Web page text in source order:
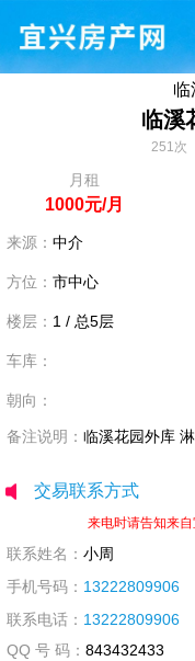
临
临溪
251次
月租
1000元/月
来源： 中介
方位： 市中心
楼层： 1 / 总5层
车库：
朝向：
备注说明： 临溪花园外库
交易联系方式
来电时请告知来自
联系姓名： 小周
手机号码： 13222809906
联系电话： 13222809906
QQ 号 码： 843432433